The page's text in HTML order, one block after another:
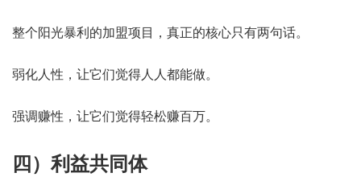
整个阳光暴利的加盟项目，真正的核心只有两句话。
弱化人性，让它们觉得人人都能做。
强调赚性，让它们觉得轻松赚百万。
四）利益共同体